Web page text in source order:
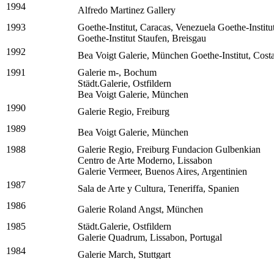
1994
Alfredo Martinez Gallery
1993
Goethe-Institut, Caracas, Venezuela Goethe-
Goethe-Institut Staufen, Breisgau
1992
Bea Voigt Galerie, München Goethe-Institut,
1991
Galerie m-, Bochum
Städt.Galerie, Ostfildern
Bea Voigt Galerie, München
1990
Galerie Regio, Freiburg
1989
Bea Voigt Galerie, München
1988
Galerie Regio, Freiburg Fundacion Gulbenkian
Centro de Arte Moderno, Lissabon
Galerie Vermeer, Buenos Aires, Argentinien
1987
Sala de Arte y Cultura, Teneriffa, Spanien
1986
Galerie Roland Angst, München
1985
Städt.Galerie, Ostfildern
Galerie Quadrum, Lissabon, Portugal
1984
Galerie March, Stuttgart